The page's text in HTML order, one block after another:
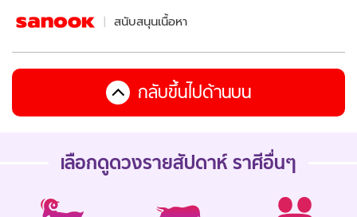
สนับสนุนเนื้อหา
กลับขึ้นไปด้านบน
เลือกดูดวงรายสัปดาห์ ราศีอื่นๆ